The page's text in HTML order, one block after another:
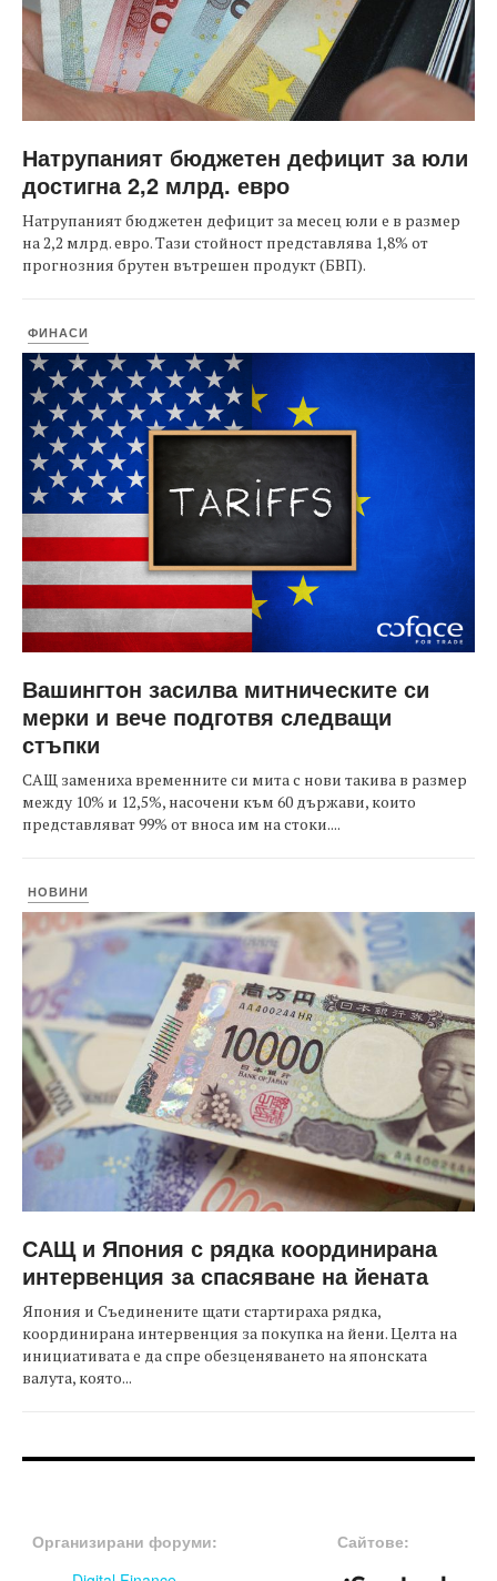
Натрупаният бюджетен дефицит за юли
достигна 2,2 млрд. евро
Натрупаният бюджетен дефицит за месец юли е в размер
на 2,2 млрд. евро. Тази стойност представлява 1,8% от
прогнозния брутен вътрешен продукт (БВП).
ФИНАСИ
Вашингтон засилва митническите си
мерки и вече подготвя следващи
стъпки
САЩ замениха временните си мита с нови такива в размер
между 10% и 12,5%, насочени към 60 държави, които
представляват 99% от вноса им на стоки....
НОВИНИ
САЩ и Япония с рядка координирана
интервенция за спасяване на йената
Япония и Съединените щати стартираха рядка,
координирана интервенция за покупка на йени. Целта на
инициативата е да спре обезценяването на японската
валута, която...
Организирани форуми:
Сайтове: